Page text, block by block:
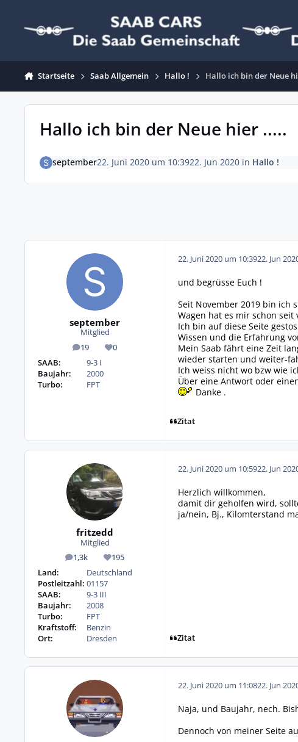
Startseite Saab Allgemein Hallo ! Hallo ich bin der Neue
Hallo ich bin der Neue hier .....
september22. Juni 2020 um 10:3922. Jun 2020in Hallo !
september
Mitglied
19
Beiträge 0
Reputation
SAAB:
9-3 I
Baujahr:
2000
Turbo:
FPT
22. Juni 2020 um 10:3922. Jun
und begrüsse Euch !
Seit November 2019 bin ich
Wagen hat es mir schon
Ich bin auf diese Seite
Wissen und die Erfahrung
Mein Saab fährt eine Zeit
wieder starten und weiter-
Ich weiss nicht wo bzw wie
Über eine Antwort oder
Danke .
Zitat
fritzedd
Mitglied
1,3k
Beiträge 195
Reputation
Land:
Deutschland
Postleitzahl: 01157
SAAB:
9-3 III
Baujahr:
2008
Turbo:
FPT
Kraftstoff:
Benzin
Ort:
Dresden
22. Juni 2020 um 10:5922. Jun
Herzlich willkommen,
damit dir geholfen wird,
ja/nein, Bj., Kilomterstand
Zitat
22. Juni 2020 um 11:0822. Jun
Naja, und Baujahr, nech.
Dennoch von meiner Seite